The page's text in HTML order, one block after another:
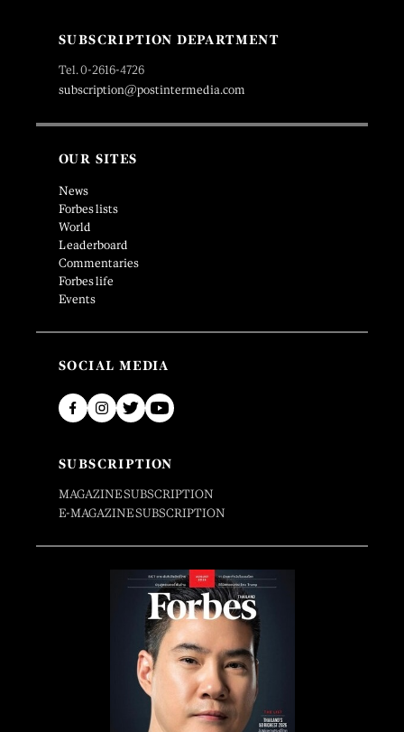
SUBSCRIPTION DEPARTMENT
Tel. 0-2616-4726
subscription@postintermedia.com
OUR SITES
News
Forbes lists
World
Leaderboard
Commentaries
Forbes life
Events
SOCIAL MEDIA
SUBSCRIPTION
MAGAZINE SUBSCRIPTION
E-MAGAZINE SUBSCRIPTION